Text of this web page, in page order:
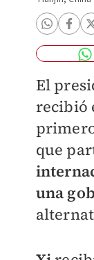
El
recibió
que
una